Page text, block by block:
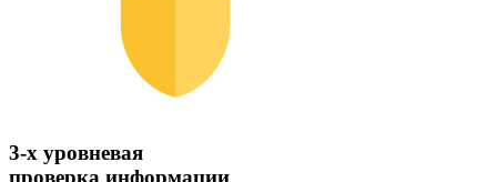
3-х уровневая
проверка информации